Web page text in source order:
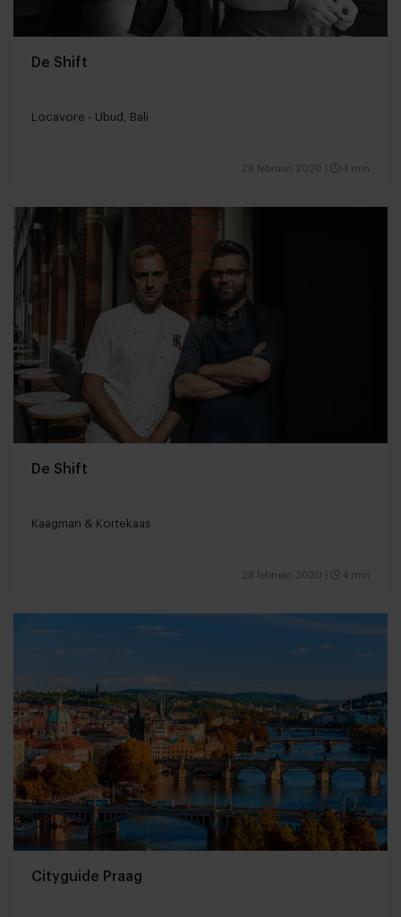
De Shift
Locavore - Ubud, Bali
28 februari 2020 4 min
De Shift
Kaagman & Kortekaas
28 februari 2020 4 min
Cityguide Praag